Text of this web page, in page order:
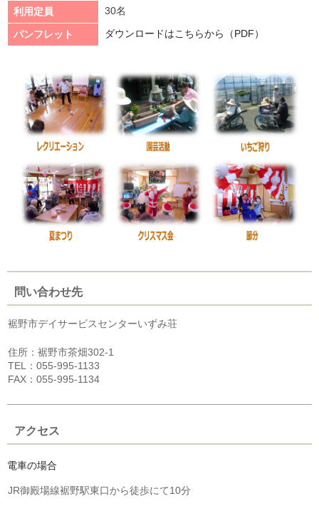
利用定員
30名
パンフレット ダウンロードはこちらから（PDF）
問い合わせ先
裾野市デイサービスセンターいずみ荘
住所：裾野市茶畑302-1
TEL：055-995-1133
FAX：055-995-1134
アクセス
電車の場合
JR御殿場線裾野駅東口から徒歩にて10分